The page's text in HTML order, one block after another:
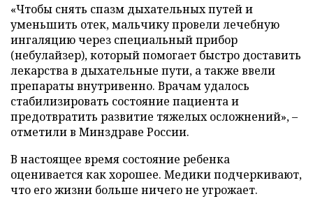
«Чтобы снять спазм дыхательных путей и
уменьшить отек, мальчику провели лечебную
ингаляцию через специальный прибор
(небулайзер), который помогает быстро доставить
лекарства в дыхательные пути, а также ввели
препараты внутривенно. Врачам удалось
стабилизировать состояние пациента и
предотвратить развитие тяжелых осложнений», –
отметили в Минздраве России.
В настоящее время состояние ребенка
оценивается как хорошее. Медики подчеркивают,
что его жизни больше ничего не угрожает.